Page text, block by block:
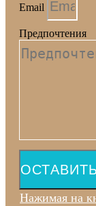
Email
Предпочтения
Нажимая на